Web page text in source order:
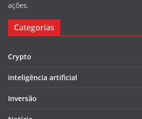
ações.
Categorias
Crypto
inteligência artificial
Inversão